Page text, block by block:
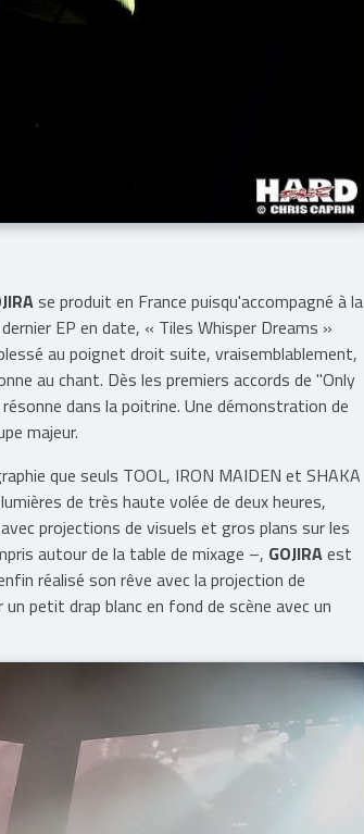
se produit en France puisqu'accompagné à la
EP en date, « Tiles Whisper Dreams »
au poignet droit suite, vraisemblablement,
au chant. Dès les premiers accords de "Only
dans la poitrine. Une démonstration de
majeur.
que seuls TOOL, IRON MAIDEN et SHAKA
de très haute volée de deux heures,
projections de visuels et gros plans sur les
autour de la table de mixage –, GOJIRAest
réalisé son rêve avec la projection de
petit drap blanc en fond de scène avec un